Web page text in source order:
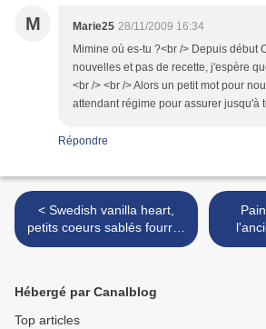
M Marie25 28/11/2009 16:34
Mimine où es-tu ?<br /> Depuis début
nouvelles et pas de recette, j'espère
<br /> <br /> Alors un petit mot pour
attendant régime pour assurer jusqu'à
Répondre
< Swedish vanilla heart,
petits coeurs sablés fourrés
à la vanille
Hébergé par Canalblog
Top articles